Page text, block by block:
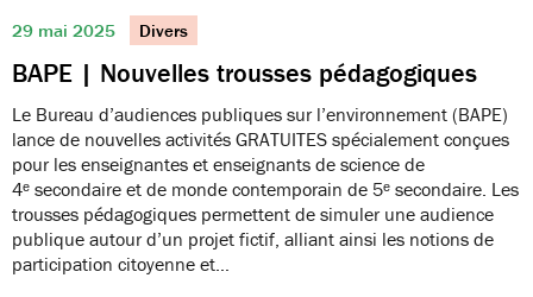
29 mai 2025 Divers
BAPE | Nouvelles trousses pédagogiques
Le Bureau d’audiences publiques sur l’environnement (BAPE)
lance de nouvelles activités GRATUITES spécialement conçues
pour les enseignantes et enseignants de science de
4ᵉ secondaire et de monde contemporain de 5ᵉ secondaire. Les
trousses pédagogiques permettent de simuler une audience
publique autour d’un projet fictif, alliant ainsi les notions de
participation citoyenne et…